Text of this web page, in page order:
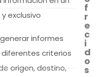
exclusivo
informes
criterios
origen, destino,
f
r
e
c
i
d
o
s